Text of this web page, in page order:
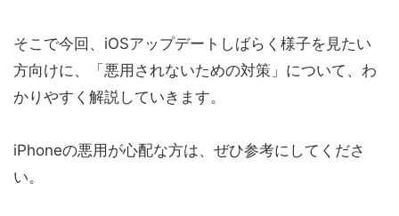
そこで今回、iOSアップデートしばらく様子を見たい
方向けに、「悪用されないための対策」について、わ
かりやすく解説していきます。
iPhoneの悪用が心配な方は、ぜひ参考にしてくださ
い。